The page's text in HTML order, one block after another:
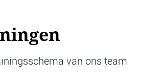
van ons team